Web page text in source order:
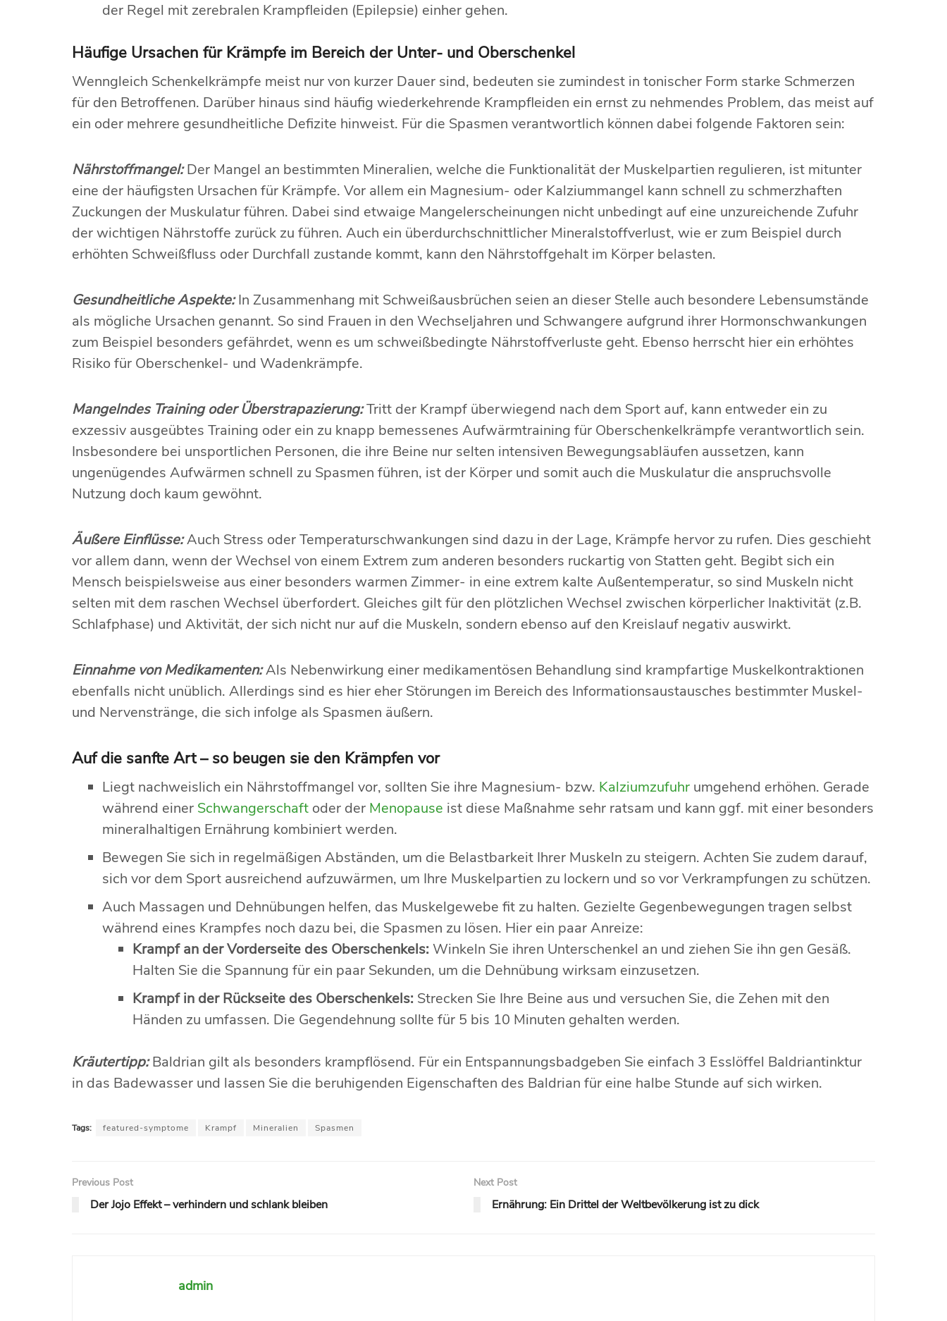
der Regel mit zerebralen Krampfleiden (Epilepsie) einher gehen.
Häufige Ursachen für Krämpfe im Bereich der Unter- und Oberschenkel
Wenngleich Schenkelkrämpfe meist nur von kurzer Dauer sind, bedeuten sie zumindest in tonischer Form starke Schmerzen
für den Betroffenen. Darüber hinaus sind häufig wiederkehrende Krampfleiden ein ernst zu nehmendes Problem, das meist auf
ein oder mehrere gesundheitliche Defizite hinweist. Für die Spasmen verantwortlich können dabei folgende Faktoren sein:
Nährstoffmangel:Der Mangel an bestimmten Mineralien, welche die Funktionalität der Muskelpartien regulieren, ist mitunter
eine der häufigsten Ursachen für Krämpfe. Vor allem ein Magnesium- oder Kalziummangel kann schnell zu schmerzhaften
Zuckungen der Muskulatur führen. Dabei sind etwaige Mangelerscheinungen nicht unbedingt auf eine unzureichende Zufuhr
der wichtigen Nährstoffe zurück zu führen. Auch ein überdurchschnittlicher Mineralstoffverlust, wie er zum Beispiel durch
erhöhten Schweißfluss oder Durchfall zustande kommt, kann den Nährstoffgehalt im Körper belasten.
Gesundheitliche Aspekte:In Zusammenhang mit Schweißausbrüchen seien an dieser Stelle auch besondere Lebensumstände
als mögliche Ursachen genannt. So sind Frauen in den Wechseljahren und Schwangere aufgrund ihrer Hormonschwankungen
zum Beispiel besonders gefährdet, wenn es um schweißbedingte Nährstoffverluste geht. Ebenso herrscht hier ein erhöhtes
Risiko für Oberschenkel- und Wadenkrämpfe.
Mangelndes Training oder Überstrapazierung:Tritt der Krampf überwiegend nach dem Sport auf, kann entweder ein zu
exzessiv ausgeübtes Training oder ein zu knapp bemessenes Aufwärmtraining für Oberschenkelkrämpfe verantwortlich sein.
Insbesondere bei unsportlichen Personen, die ihre Beine nur selten intensiven Bewegungsabläufen aussetzen, kann
ungenügendes Aufwärmen schnell zu Spasmen führen, ist der Körper und somit auch die Muskulatur die anspruchsvolle
Nutzung doch kaum gewöhnt.
Äußere Einflüsse:Auch Stress oder Temperaturschwankungen sind dazu in der Lage, Krämpfe hervor zu rufen. Dies geschieht
vor allem dann, wenn der Wechsel von einem Extrem zum anderen besonders ruckartig von Statten geht. Begibt sich ein
Mensch beispielsweise aus einer besonders warmen Zimmer- in eine extrem kalte Außentemperatur, so sind Muskeln nicht
selten mit dem raschen Wechsel überfordert. Gleiches gilt für den plötzlichen Wechsel zwischen körperlicher Inaktivität (z.B.
Schlafphase) und Aktivität, der sich nicht nur auf die Muskeln, sondern ebenso auf den Kreislauf negativ auswirkt.
Einnahme von Medikamenten:Als Nebenwirkung einer medikamentösen Behandlung sind krampfartige Muskelkontraktionen
ebenfalls nicht unüblich. Allerdings sind es hier eher Störungen im Bereich des Informationsaustausches bestimmter Muskel-
und Nervenstränge, die sich infolge als Spasmen äußern.
Auf die sanfte Art – so beugen sie den Krämpfen vor
Liegt nachweislich ein Nährstoffmangel vor, sollten Sie ihre Magnesium- bzw. Kalziumzufuhrumgehend erhöhen. Gerade
während einer Schwangerschaft oder der Menopause ist diese Maßnahme sehr ratsam und kann ggf. mit einer besonders
mineralhaltigen Ernährung kombiniert werden.
Bewegen Sie sich in regelmäßigen Abständen, um die Belastbarkeit Ihrer Muskeln zu steigern. Achten Sie zudem darauf,
sich vor dem Sport ausreichend aufzuwärmen, um Ihre Muskelpartien zu lockern und so vor Verkrampfungen zu schützen.
Auch Massagen und Dehnübungen helfen, das Muskelgewebe fit zu halten. Gezielte Gegenbewegungen tragen selbst
während eines Krampfes noch dazu bei, die Spasmen zu lösen. Hier ein paar Anreize:
Krampf an der Vorderseite des Oberschenkels: Winkeln Sie ihren Unterschenkel an und ziehen Sie ihn gen Gesäß.
Halten Sie die Spannung für ein paar Sekunden, um die Dehnübung wirksam einzusetzen.
Krampf in der Rückseite des Oberschenkels: Strecken Sie Ihre Beine aus und versuchen Sie, die Zehen mit den
Händen zu umfassen. Die Gegendehnung sollte für 5 bis 10 Minuten gehalten werden.
Kräutertipp:Baldrian gilt als besonders krampflösend. Für ein Entspannungsbadgeben Sie einfach 3 Esslöffel Baldriantinktur
in das Badewasser und lassen Sie die beruhigenden Eigenschaften des Baldrian für eine halbe Stunde auf sich wirken.
Tags: featured-symptome Krampf Mineralien Spasmen
Previous Post
Der Jojo Effekt – verhindern und schlank bleiben
Next Post
Ernährung: Ein Drittel der Weltbevölkerung ist zu dick
admin